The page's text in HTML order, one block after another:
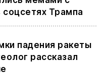
Трампа
падения ракеты
рассказал